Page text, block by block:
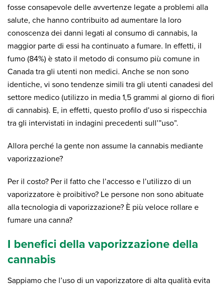
fosse consapevole delle avvertenze legate a problemi alla
salute, che hanno contribuito ad aumentare la loro
conoscenza dei danni legati al consumo di cannabis, la
maggior parte di essi ha continuato a fumare. In effetti, il
fumo (84%) è stato il metodo di consumo più comune in
Canada tra gli utenti non medici. Anche se non sono
identiche, vi sono tendenze simili tra gli utenti canadesi del
settore medico (utilizzo in media 1,5 grammi al giorno di fiori
di cannabis). E, in effetti, questo profilo d’uso si rispecchia
tra gli intervistati in indagini precedenti sull’”uso”.
Allora perché la gente non assume la cannabis mediante
vaporizzazione?
Per il costo? Per il fatto che l’accesso e l’utilizzo di un
vaporizzatore è proibitivo? Le persone non sono abituate
alla tecnologia di vaporizzazione? È più veloce rollare e
fumare una canna?
I benefici della vaporizzazione della
cannabis
Sappiamo che l’uso di un vaporizzatore di alta qualità evita